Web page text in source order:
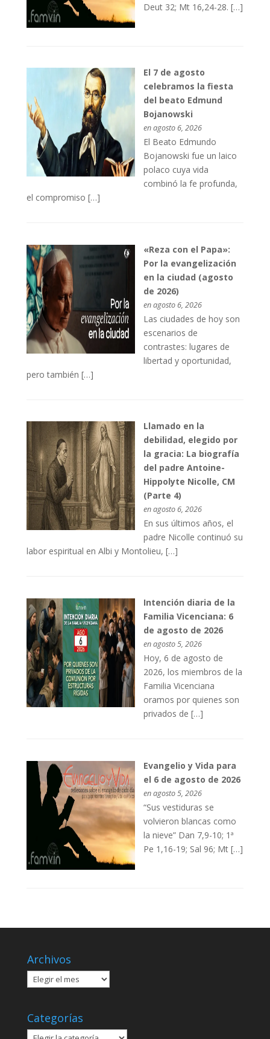
Deut 32; Mt 16,24-28. […]
El 7 de agosto
celebramos la fiesta
del beato Edmund
Bojanowski
en agosto 6, 2026
El Beato Edmundo
Bojanowski fue un laico
polaco cuya vida
combinó la fe profunda,
el compromiso […]
«Reza con el Papa»:
Por la evangelización
en la ciudad (agosto
de 2026)
en agosto 6, 2026
Las ciudades de hoy son
escenarios de
contrastes: lugares de
libertad y oportunidad,
pero también […]
Llamado en la
debilidad, elegido por
la gracia: La biografía
del padre Antoine-
Hippolyte Nicolle, CM
(Parte 4)
en agosto 6, 2026
En sus últimos años, el
padre Nicolle continuó su
labor espiritual en Albi y Montolieu, […]
Intención diaria de la
Familia Vicenciana: 6
de agosto de 2026
en agosto 5, 2026
Hoy, 6 de agosto de
2026, los miembros de la
Familia Vicenciana
oramos por quienes son
privados de […]
Evangelio y Vida para
el 6 de agosto de 2026
en agosto 5, 2026
“Sus vestiduras se
volvieron blancas como
la nieve” Dan 7,9-10; 1ª
Pe 1,16-19; Sal 96; Mt […]
Archivos
Archivos
Categorías
Categorías